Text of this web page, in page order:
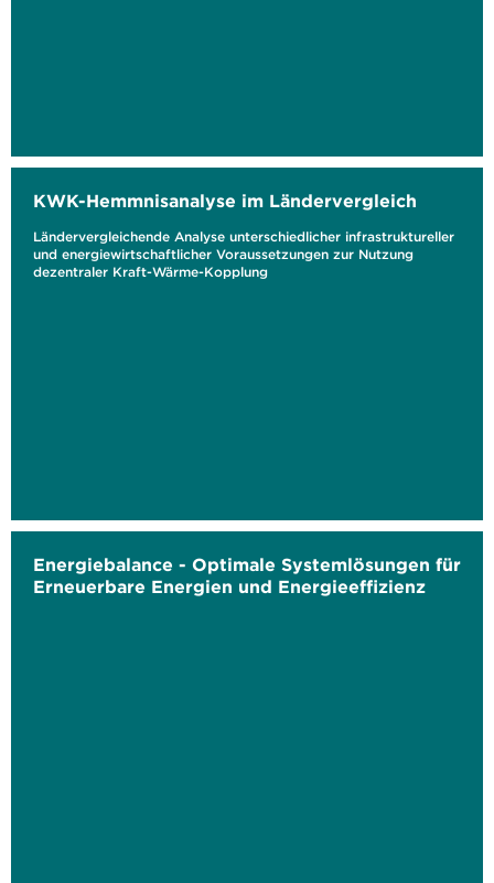
KWK-Hemmnisanalyse im Ländervergleich
Ländervergleichende Analyse unterschiedlicher infrastruktureller
und energiewirtschaftlicher Voraussetzungen zur Nutzung
dezentraler Kraft-Wärme-Kopplung
Energiebalance - Optimale Systemlösungen für
Erneuerbare Energien und Energieeffizienz